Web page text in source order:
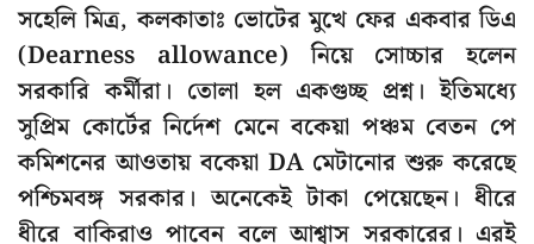
সহেলি মিত্র, কলকাতাঃ ভোটের মুখে ফের একবার ডিএ
(Dearness allowance) নিয়ে সোচ্চার হলেন
সরকারি কর্মীরা। তোলা হল একগুচ্ছ প্রশ্ন। ইতিমধ্যে
সুপ্রিম কোর্টের নির্দেশ মেনে বকেয়া পঞ্চম বেতন পে
কমিশনের আওতায় বকেয়া DA মেটানোর শুরু করেছে
পশ্চিমবঙ্গ সরকার। অনেকেই টাকা পেয়েছেন। ধীরে
ধীরে বাকিরাও পাবেন বলে আশ্বাস সরকারের। এরই